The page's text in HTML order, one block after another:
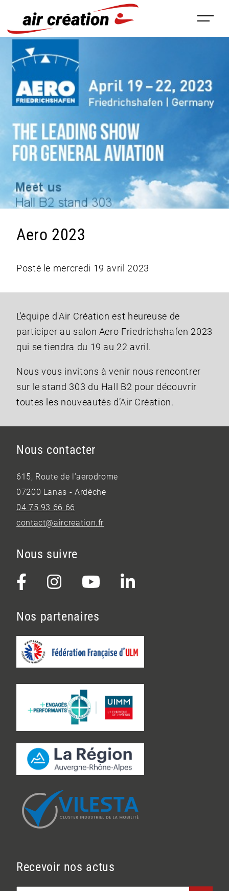
Aero 2023
Posté le mercredi 19 avril 2023
L'équipe d'Air Création est heureuse de
participer au salon Aero Friedrichshafen 2023
qui se tiendra du 19 au 22 avril.
Nous vous invitons à venir nous rencontrer
sur le stand 303 du Hall B2 pour découvrir
toutes les nouveautés d’Air Création.
Nous contacter
615, Route de l’aerodrome
07200 Lanas - Ardèche
04 75 93 66 66
contact@aircreation.fr
Nous suivre
Nos partenaires
Recevoir nos actus
Panneau de gestion des cookies